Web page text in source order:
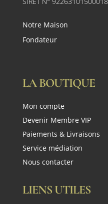
Notre Maison
Fondateur
LA BOUTIQUE
Mon compte
Devenir Membre VIP
Paiements & Livraisons
Service médiation
Nous contacter
LIENS UTILES